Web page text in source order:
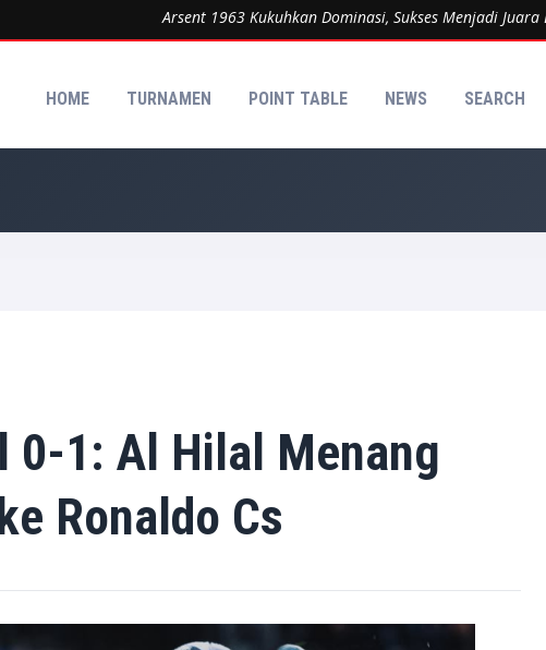
Arsent 1963 Kukuhkan Dominasi, Sukses Menjadi Juara Liga
HOME TURNAMEN POINT TABLE NEWS SEARCH
0-1: Al Hilal Menang
Ronaldo Cs